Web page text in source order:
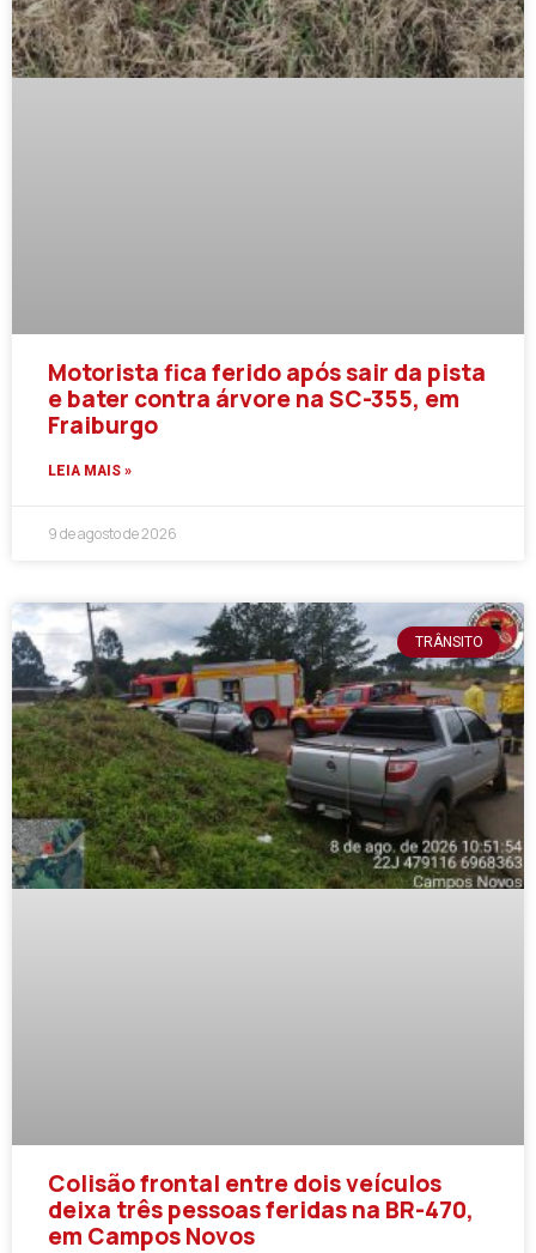
Motorista fica ferido após sair da pista
e bater contra árvore na SC-355, em
Fraiburgo
LEIA MAIS »
9 de agosto de 2026
TRÂNSITO
Colisão frontal entre dois veículos
deixa três pessoas feridas na BR-470,
em Campos Novos